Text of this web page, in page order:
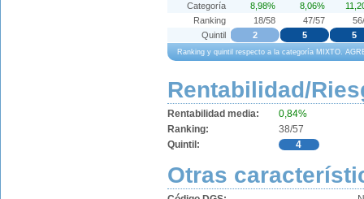
Ranking y quintil respecto a la categoría MIXTO.
Categoría
8,98% 8,06%
Ranking
18/58 47/57
Quintil
2 5 5
Rentabilidad/
Rentabilidad media:
0,84%
Ranking:
38/57
Quintil:
4
Otras